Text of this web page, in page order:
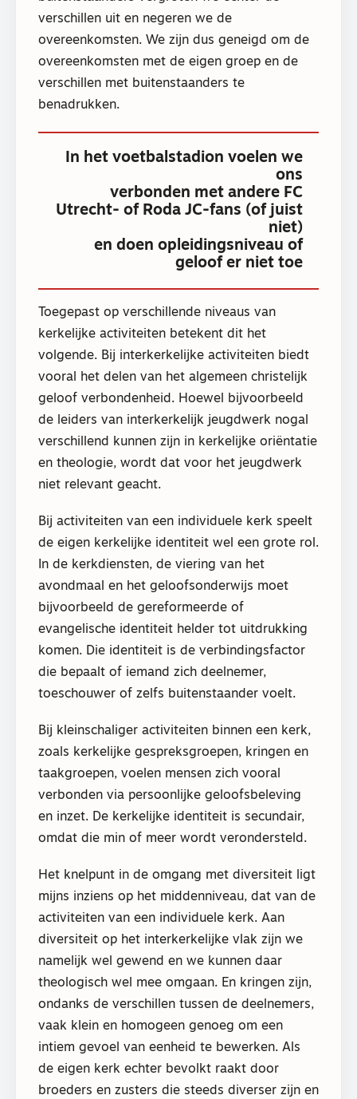
verschillen uit en negeren we de
overeenkomsten. We zijn dus geneigd om de
overeenkomsten met de eigen groep en de
verschillen met buitenstaanders te
benadrukken.
In het voetbalstadion voelen we
ons
verbonden met andere FC
Utrecht- of Roda JC-fans (of juist
niet)
en doen opleidingsniveau of
geloof er niet toe
Toegepast op verschillende niveaus van
kerkelijke activiteiten betekent dit het
volgende. Bij interkerkelijke activiteiten biedt
vooral het delen van het algemeen christelijk
geloof verbondenheid. Hoewel bijvoorbeeld
de leiders van interkerkelijk jeugdwerk nogal
verschillend kunnen zijn in kerkelijke oriëntatie
en theologie, wordt dat voor het jeugdwerk
niet relevant geacht.
Bij activiteiten van een individuele kerk speelt
de eigen kerkelijke identiteit wel een grote rol.
In de kerkdiensten, de viering van het
avondmaal en het geloofsonderwijs moet
bijvoorbeeld de gereformeerde of
evangelische identiteit helder tot uitdrukking
komen. Die identiteit is de verbindingsfactor
die bepaalt of iemand zich deelnemer,
toeschouwer of zelfs buitenstaander voelt.
Bij kleinschaliger activiteiten binnen een kerk,
zoals kerkelijke gespreksgroepen, kringen en
taakgroepen, voelen mensen zich vooral
verbonden via persoonlijke geloofsbeleving
en inzet. De kerkelijke identiteit is secundair,
omdat die min of meer wordt verondersteld.
Het knelpunt in de omgang met diversiteit ligt
mijns inziens op het middenniveau, dat van de
activiteiten van een individuele kerk. Aan
diversiteit op het interkerkelijke vlak zijn we
namelijk wel gewend en we kunnen daar
theologisch wel mee omgaan. En kringen zijn,
ondanks de verschillen tussen de deelnemers,
vaak klein en homogeen genoeg om een
intiem gevoel van eenheid te bewerken. Als
de eigen kerk echter bevolkt raakt door
broeders en zusters die steeds diverser zijn en